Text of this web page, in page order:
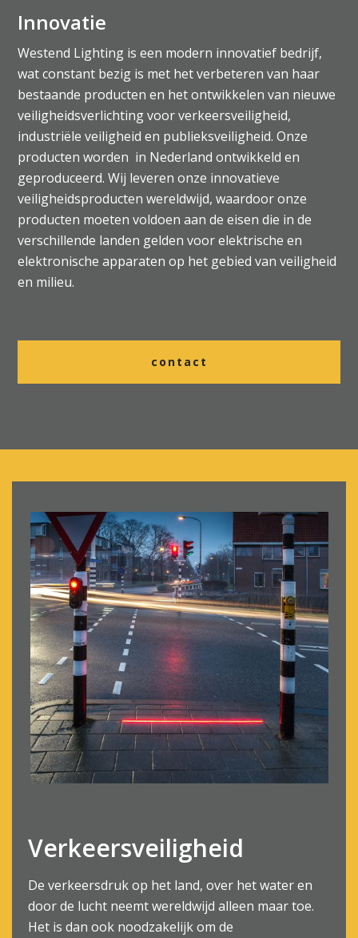
Innovatie
Westend Lighting is een modern innovatief bedrijf,
wat constant bezig is met het verbeteren van haar
bestaande producten en het ontwikkelen van nieuwe
veiligheidsverlichting voor verkeersveiligheid,
industriële veiligheid en publieksveiligheid. Onze
producten worden in Nederland ontwikkeld en
geproduceerd. Wij leveren onze innovatieve
veiligheidsproducten wereldwijd, waardoor onze
producten moeten voldoen aan de eisen die in de
verschillende landen gelden voor elektrische en
elektronische apparaten op het gebied van veiligheid
en milieu.
contact
Verkeersveiligheid
De verkeersdruk op het land, over het water en
door de lucht neemt wereldwijd alleen maar toe.
Het is dan ook noodzakelijk om de